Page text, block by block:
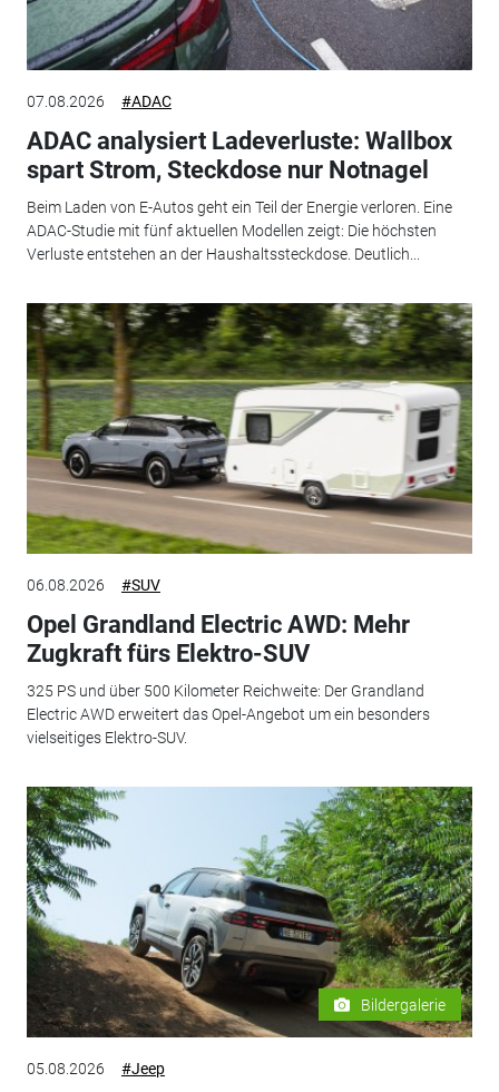
07.08.2026 #ADAC
ADAC analysiert Ladeverluste: Wallbox
spart Strom, Steckdose nur Notnagel
Beim Laden von E-Autos geht ein Teil der Energie verloren. Eine
ADAC-Studie mit fünf aktuellen Modellen zeigt: Die höchsten
Verluste entstehen an der Haushaltssteckdose. Deutlich...
06.08.2026 #SUV
Opel Grandland Electric AWD: Mehr
Zugkraft fürs Elektro-SUV
325 PS und über 500 Kilometer Reichweite: Der Grandland
Electric AWD erweitert das Opel-Angebot um ein besonders
vielseitiges Elektro-SUV.
Bildergalerie
05.08.2026 #Jeep